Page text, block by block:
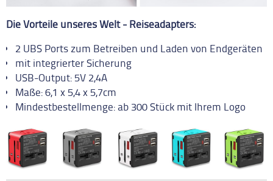
Die Vorteile unseres Welt - Reiseadapters:
2 UBS Ports zum Betreiben und Laden von Endgeräten
mit integrierter Sicherung
USB-Output: 5V 2,4A
Maße: 6,1 x 5,4 x 5,7cm
Mindestbestellmenge: ab 300 Stück mit Ihrem Logo